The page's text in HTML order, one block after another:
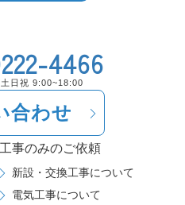
4466
日祝 9:00~18:00
合わせ
工事のみのご依頼
新設・交換工事について
電気工事について